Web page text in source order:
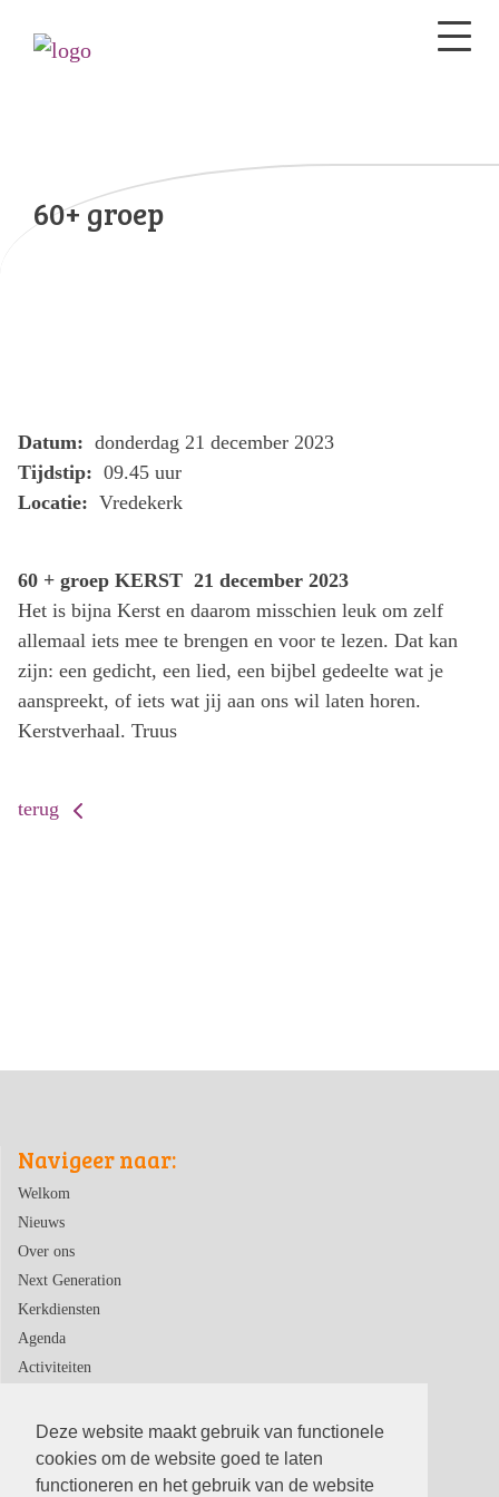
Deze website maakt gebruik van functionele
cookies om de website goed te laten
functioneren en het gebruik van de website
60+ groep
Datum: donderdag 21 december 2023
Tijdstip: 09.45 uur
Locatie: Vredekerk
60 + groep KERST 21 december 2023
Het is bijna Kerst en daarom misschien leuk om zelf
allemaal iets mee te brengen en voor te lezen. Dat kan
zijn: een gedicht, een lied, een bijbel gedeelte wat je
aanspreekt, of iets wat jij aan ons wil laten horen.
Kerstverhaal. Truus
terug
Navigeer naar:
Welkom
Nieuws
Over ons
Next Generation
Kerkdiensten
Agenda
Activiteiten